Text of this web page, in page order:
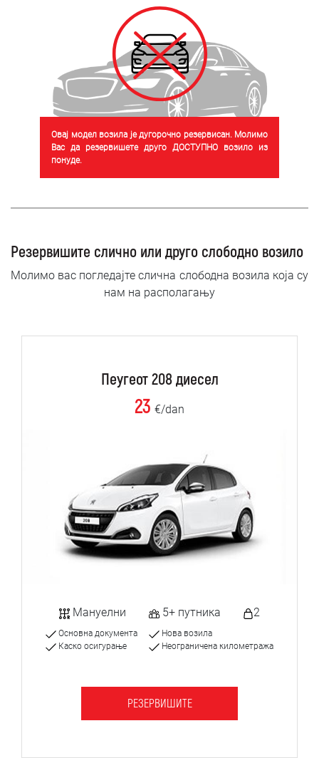
Овај модел возила је дугорочно резервисан. Молимо
Вас да резервишете друго ДОСТУПНО возило из
понуде.
Резервишите слично или друго слободно возило
Молимо вас погледајте слична слободна возила која су
нам на располагању
Пеугеот 208 диесел
23 €/dan
Мануелни 5+ путника 2
Основна документа
Каско осигурање
Нова возила
Неограничена километража
РЕЗЕРВИШИТЕ